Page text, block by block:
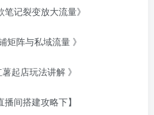
记裂变放大流量》
矩阵与私域流量 》
起店玩法讲解 》
间搭建攻略下】